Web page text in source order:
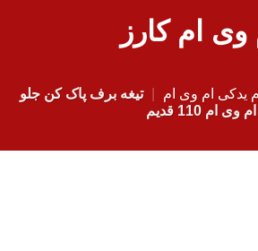
وی ام کارز
یدکی ام وی ام
تیغه برف پاک کن جلو
ام وی ام 110 قدیم